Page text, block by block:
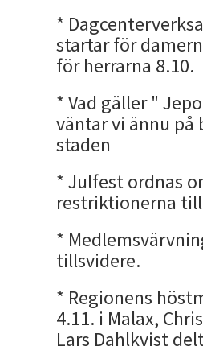
*
startar för
för herrarna 8.10.
* Vad gäller "
väntar vi ännu på
staden
* Julfest ordnas
restriktionerna
*
tillsvidere.
* Regionens
4.11. i Malax,
Lars Dahlkvist